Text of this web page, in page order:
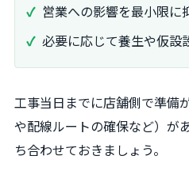
営業への影響を最小限に
必要に応じて養生や仮設
工事当日までに店舗側で準備
や配線ルートの確保など）が
ち合わせておきましょう。